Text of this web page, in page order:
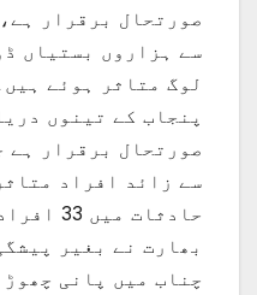
صورتحال برقرار
سے ہزاروں بستیاں
لوگ متاثر ہوئے
پنجاب کے تینوں
سے زائد افراد
حادثات
بھارت نے بغیر
چناب میں پانی